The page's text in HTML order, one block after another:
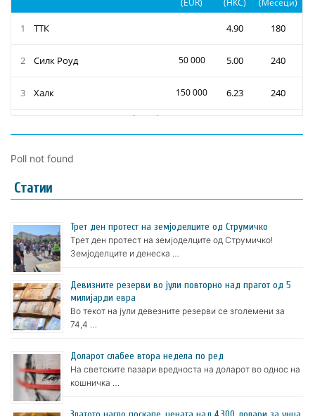
Poll not found
Статии
Трет ден протест на земјоделците од Струмичко
Трет ден протест на земјоделците од Струмичко!
Земјоделците и денеска …
Девизните резерви во јули повторно над прагот од 5
милијарди евра
Во текот на јули девезните резерви се зголемени за
74,4 …
Доларот слабее втора недела по ред
На светските пазари вредноста на доларот во однос на
кошничка …